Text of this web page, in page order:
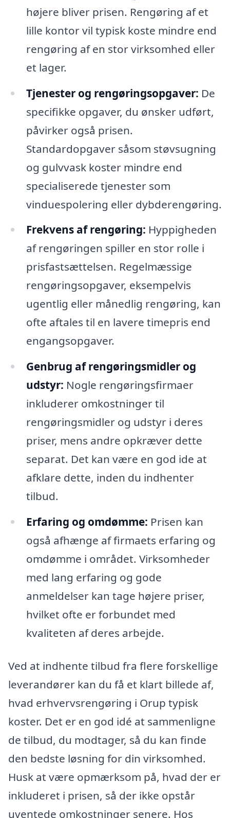
højere bliver prisen. Rengøring af et
lille kontor vil typisk koste mindre end
rengøring af en stor virksomhed eller
et lager.
Tjenester og rengøringsopgaver: De
specifikke opgaver, du ønsker udført,
påvirker også prisen.
Standardopgaver såsom støvsugning
og gulvvask koster mindre end
specialiserede tjenester som
vinduespolering eller dybderengøring.
Frekvens af rengøring: Hyppigheden
af rengøringen spiller en stor rolle i
prisfastsættelsen. Regelmæssige
rengøringsopgaver, eksempelvis
ugentlig eller månedlig rengøring, kan
ofte aftales til en lavere timepris end
engangsopgaver.
Genbrug af rengøringsmidler og
udstyr: Nogle rengøringsfirmaer
inkluderer omkostninger til
rengøringsmidler og udstyr i deres
priser, mens andre opkræver dette
separat. Det kan være en god ide at
afklare dette, inden du indhenter
tilbud.
Erfaring og omdømme: Prisen kan
også afhænge af firmaets erfaring og
omdømme i området. Virksomheder
med lang erfaring og gode
anmeldelser kan tage højere priser,
hvilket ofte er forbundet med
kvaliteten af deres arbejde.
Ved at indhente tilbud fra flere forskellige
leverandører kan du få et klart billede af,
hvad erhvervsrengøring i Orup typisk
koster. Det er en god idé at sammenligne
de tilbud, du modtager, så du kan finde
den bedste løsning for din virksomhed.
Husk at være opmærksom på, hvad der er
inkluderet i prisen, så der ikke opstår
uventede omkostninger senere. Hos